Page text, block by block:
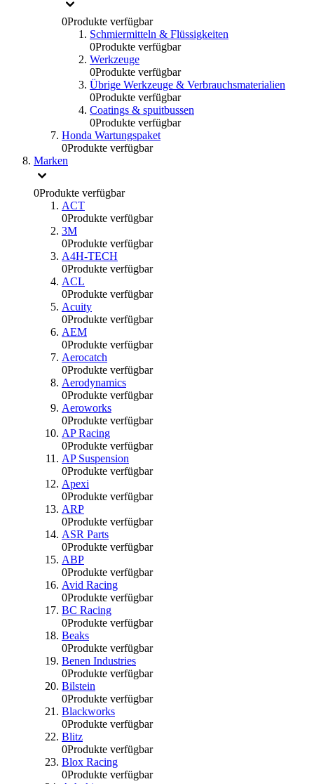
0Produkte verfügbar
Schmiermitteln & Flüssigkeiten
0Produkte verfügbar
Werkzeuge
0Produkte verfügbar
Übrige Werkzeuge & Verbrauchsmaterialien
0Produkte verfügbar
Coatings & spuitbussen
0Produkte verfügbar
Honda Wartungspaket
0Produkte verfügbar
Marken
0Produkte verfügbar
ACT
0Produkte verfügbar
3M
0Produkte verfügbar
A4H-TECH
0Produkte verfügbar
ACL
0Produkte verfügbar
Acuity
0Produkte verfügbar
AEM
0Produkte verfügbar
Aerocatch
0Produkte verfügbar
Aerodynamics
0Produkte verfügbar
Aeroworks
0Produkte verfügbar
AP Racing
0Produkte verfügbar
AP Suspension
0Produkte verfügbar
Apexi
0Produkte verfügbar
ARP
0Produkte verfügbar
ASR Parts
0Produkte verfügbar
ABP
0Produkte verfügbar
Avid Racing
0Produkte verfügbar
BC Racing
0Produkte verfügbar
Beaks
0Produkte verfügbar
Benen Industries
0Produkte verfügbar
Bilstein
0Produkte verfügbar
Blackworks
0Produkte verfügbar
Blitz
0Produkte verfügbar
Blox Racing
0Produkte verfügbar